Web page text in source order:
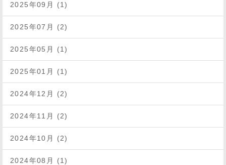
2025年09月 (1)
2025年07月 (2)
2025年05月 (1)
2025年01月 (1)
2024年12月 (2)
2024年11月 (2)
2024年10月 (2)
2024年08月 (1)